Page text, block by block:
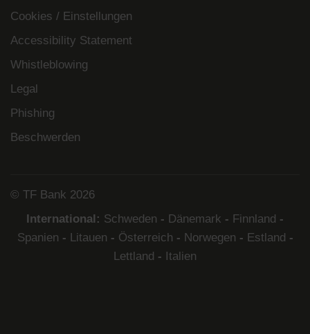
Cookies / Einstellungen
Accessibility Statement
Whistleblowing
Legal
Phishing
Beschwerden
© TF Bank 2026
International: Schweden - Dänemark - Finnland -
Spanien - Litauen - Österreich - Norwegen - Estland -
Lettland - Italien